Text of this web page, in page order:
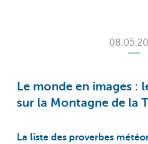
Le monde en images :
sur la Montagne de la
La liste des proverbes